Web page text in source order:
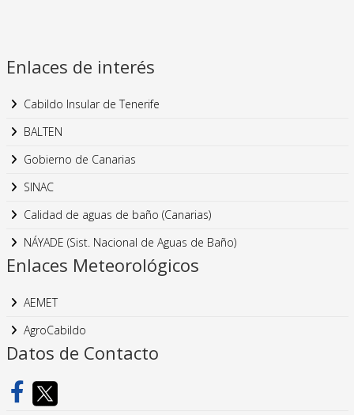
Enlaces de interés
Cabildo Insular de Tenerife
BALTEN
Gobierno de Canarias
SINAC
Calidad de aguas de baño (Canarias)
NÁYADE (Sist. Nacional de Aguas de Baño)
Enlaces Meteorológicos
AEMET
AgroCabildo
Datos de Contacto